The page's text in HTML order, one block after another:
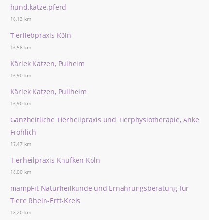
hund.katze.pferd
16,13 km
Tierliebpraxis Köln
16,58 km
Kärlek Katzen, Pulheim
16,90 km
Kärlek Katzen, Pullheim
16,90 km
Ganzheitliche Tierheilpraxis und Tierphysiotherapie, Anke
Fröhlich
17,47 km
Tierheilpraxis Knüfken Köln
18,00 km
mampFit Naturheilkunde und Ernährungsberatung für
Tiere Rhein-Erft-Kreis
18,20 km